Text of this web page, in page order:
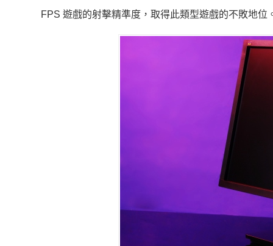
FPS 遊戲的射擊精準度，取得此類型遊戲的不敗地位